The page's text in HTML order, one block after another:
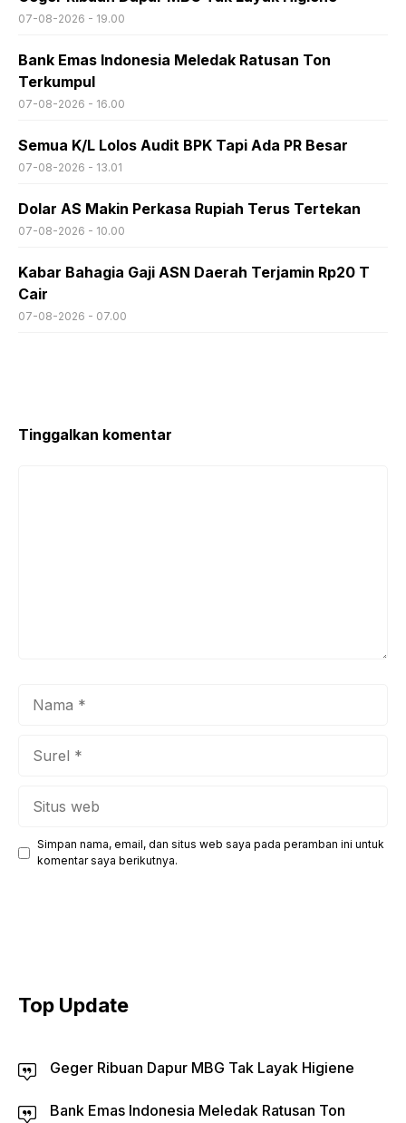
07-08-2026 - 19.00
Bank Emas Indonesia Meledak Ratusan Ton
Terkumpul
07-08-2026 - 16.00
Semua K/L Lolos Audit BPK Tapi Ada PR Besar
07-08-2026 - 13.01
Dolar AS Makin Perkasa Rupiah Terus Tertekan
07-08-2026 - 10.00
Kabar Bahagia Gaji ASN Daerah Terjamin Rp20 T
Cair
07-08-2026 - 07.00
Tinggalkan komentar
Simpan nama, email, dan situs web saya pada peramban ini untuk
komentar saya berikutnya.
Top Update
Geger Ribuan Dapur MBG Tak Layak Higiene
Bank Emas Indonesia Meledak Ratusan Ton